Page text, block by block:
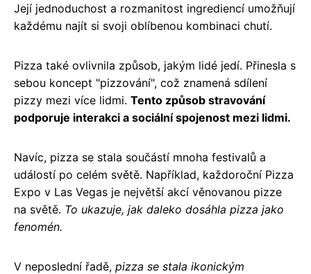
Její jednoduchost a rozmanitost ingrediencí umožňují
každému najít si svoji oblíbenou kombinaci chutí.
Pizza také ovlivnila způsob, jakým lidé jedí. Přinesla s
sebou koncept "pizzování", což znamená sdílení
pizzy mezi více lidmi. Tento způsob stravování
podporuje interakci a sociální spojenost mezi lidmi.
Navíc, pizza se stala součástí mnoha festivalů a
událostí po celém světě. Například, každoroční Pizza
Expo v Las Vegas je největší akcí věnovanou pizze
na světě. To ukazuje, jak daleko dosáhla pizza jako
fenomén.
V neposlední řadě, pizza se stala ikonickým